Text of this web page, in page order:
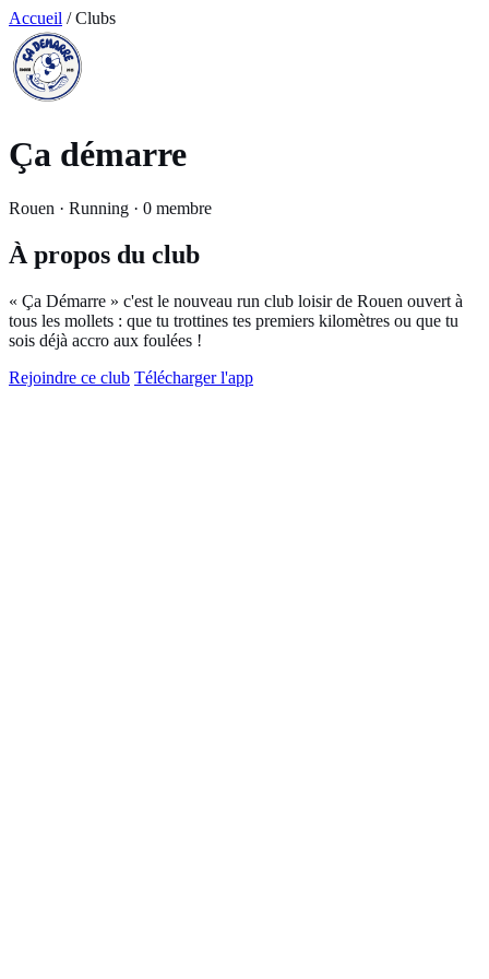
Accueil / Clubs
Ça démarre
Rouen · Running · 0 membre
À propos du club
« Ça Démarre » c'est le nouveau run club loisir de Rouen ouvert à
tous les mollets : que tu trottines tes premiers kilomètres ou que tu
sois déjà accro aux foulées !
Rejoindre ce club Télécharger l'app